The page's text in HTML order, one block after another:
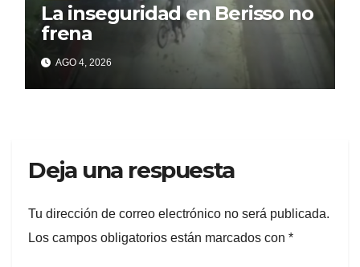
La inseguridad en Berisso no
frena
AGO 4, 2026
Deja una respuesta
Tu dirección de correo electrónico no será publicada.
Los campos obligatorios están marcados con *